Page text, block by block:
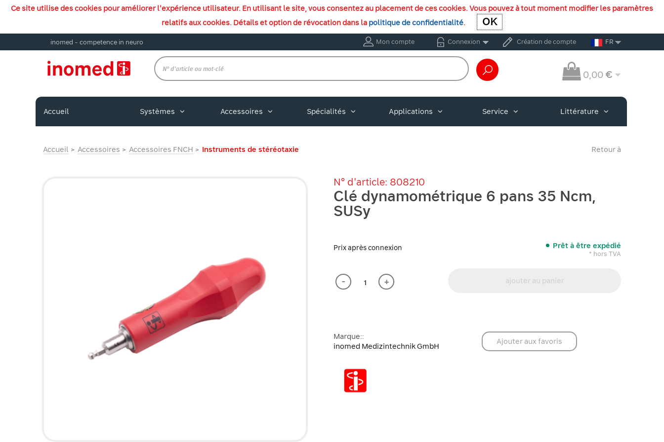
Ce site utilise des cookies pour améliorer l'expérience utilisateur. En utilisant le site, vous consentez au placement de ces cookies. Vous pouvez à tout moment modifier les paramètres
relatifs aux cookies. Détails et option de révocation dans la politique de confidentialité. OKOK
inomed - competence in neuro Mon compte Connexion Création de compte FR
0,00 €
Accueil Systèmes Accessoires Spécialités Applications Service Littérature
Accueil Accessoires Accessoires FNCH Instruments de stéréotaxie Retour à
N° d'article: 808210
Clé dynamométrique 6 pans 35 Ncm,
SUSy
Prix après connexion Prêt à être expédié
* hors TVA
- + ajouter au panier
Marque::
inomed Medizintechnik GmbH
Ajouter aux favoris